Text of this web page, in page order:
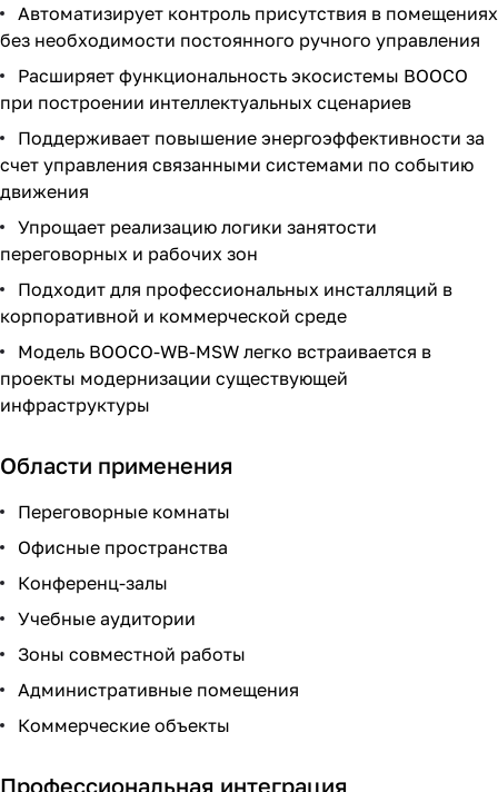
Автоматизирует контроль присутствия в помещениях
без необходимости постоянного ручного управления
Расширяет функциональность экосистемы BOOCO
при построении интеллектуальных сценариев
Поддерживает повышение энергоэффективности за
счет управления связанными системами по событию
движения
Упрощает реализацию логики занятости
переговорных и рабочих зон
Подходит для профессиональных инсталляций в
корпоративной и коммерческой среде
Модель BOOCO-WB-MSW легко встраивается в
проекты модернизации существующей
инфраструктуры
Области применения
Переговорные комнаты
Офисные пространства
Конференц-залы
Учебные аудитории
Зоны совместной работы
Административные помещения
Коммерческие объекты
Профессиональная интеграция